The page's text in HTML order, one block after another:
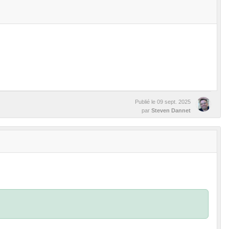
Publié le 09 sept. 2025
par Steven Dannet